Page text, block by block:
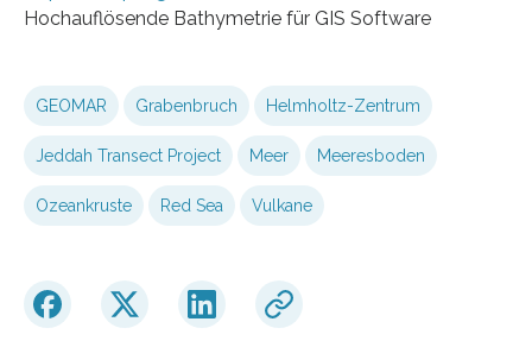
Hochauflösende Bathymetrie für GIS Software
GEOMAR Grabenbruch Helmholtz-Zentrum
Jeddah Transect Project Meer Meeresboden
Ozeankruste Red Sea Vulkane